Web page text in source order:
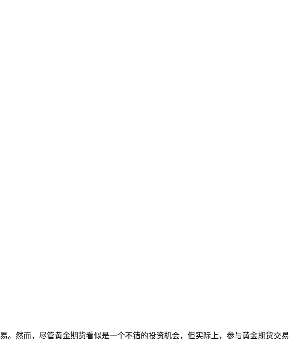
然而，尽管黄金期货看似是一个不错的投资机会，但实际上，参与黄金期货交易